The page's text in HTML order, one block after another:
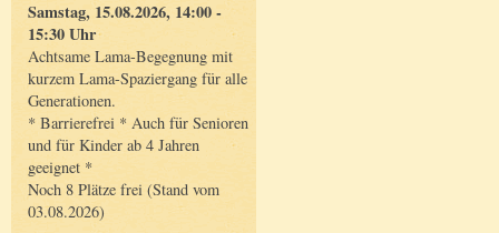
Samstag, 15.08.2026, 14:00 -
15:30 Uhr
Achtsame Lama-Begegnung mit
kurzem Lama-Spaziergang für alle
Generationen.
* Barrierefrei * Auch für Senioren
und für Kinder ab 4 Jahren
geeignet *
Noch 8 Plätze frei (Stand vom
03.08.2026)